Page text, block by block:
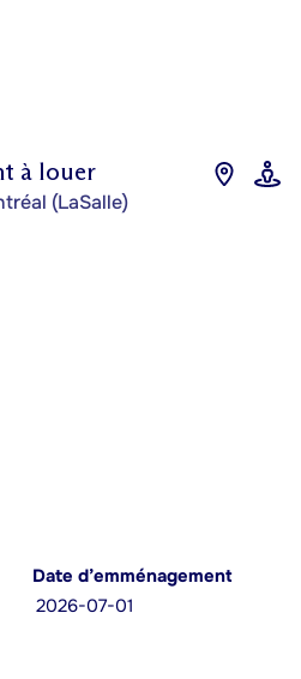
à louer
(LaSalle)
Date d’emménagement
2026-07-01